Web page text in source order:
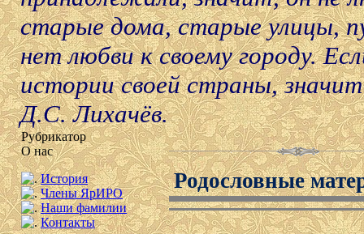
старые дома, старые улицы,
нет любви к своему городу.
истории своей страны,
Д.С. Лихачёв.
Рубрикатор
О нас
История
Члены ЯрИРО
Наши фамилии
Контакты
Родословные